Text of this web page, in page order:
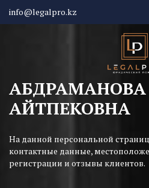
info@legalpro.kz
АБДРАМАНОВА
АЙТПЕКОВНА
На данной персональной
контактные данные,
регистрации и отзывы клиентов.